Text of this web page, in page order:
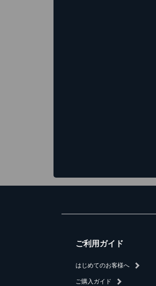
ご利用ガイド
はじめてのお客様へ
ご購入ガイド